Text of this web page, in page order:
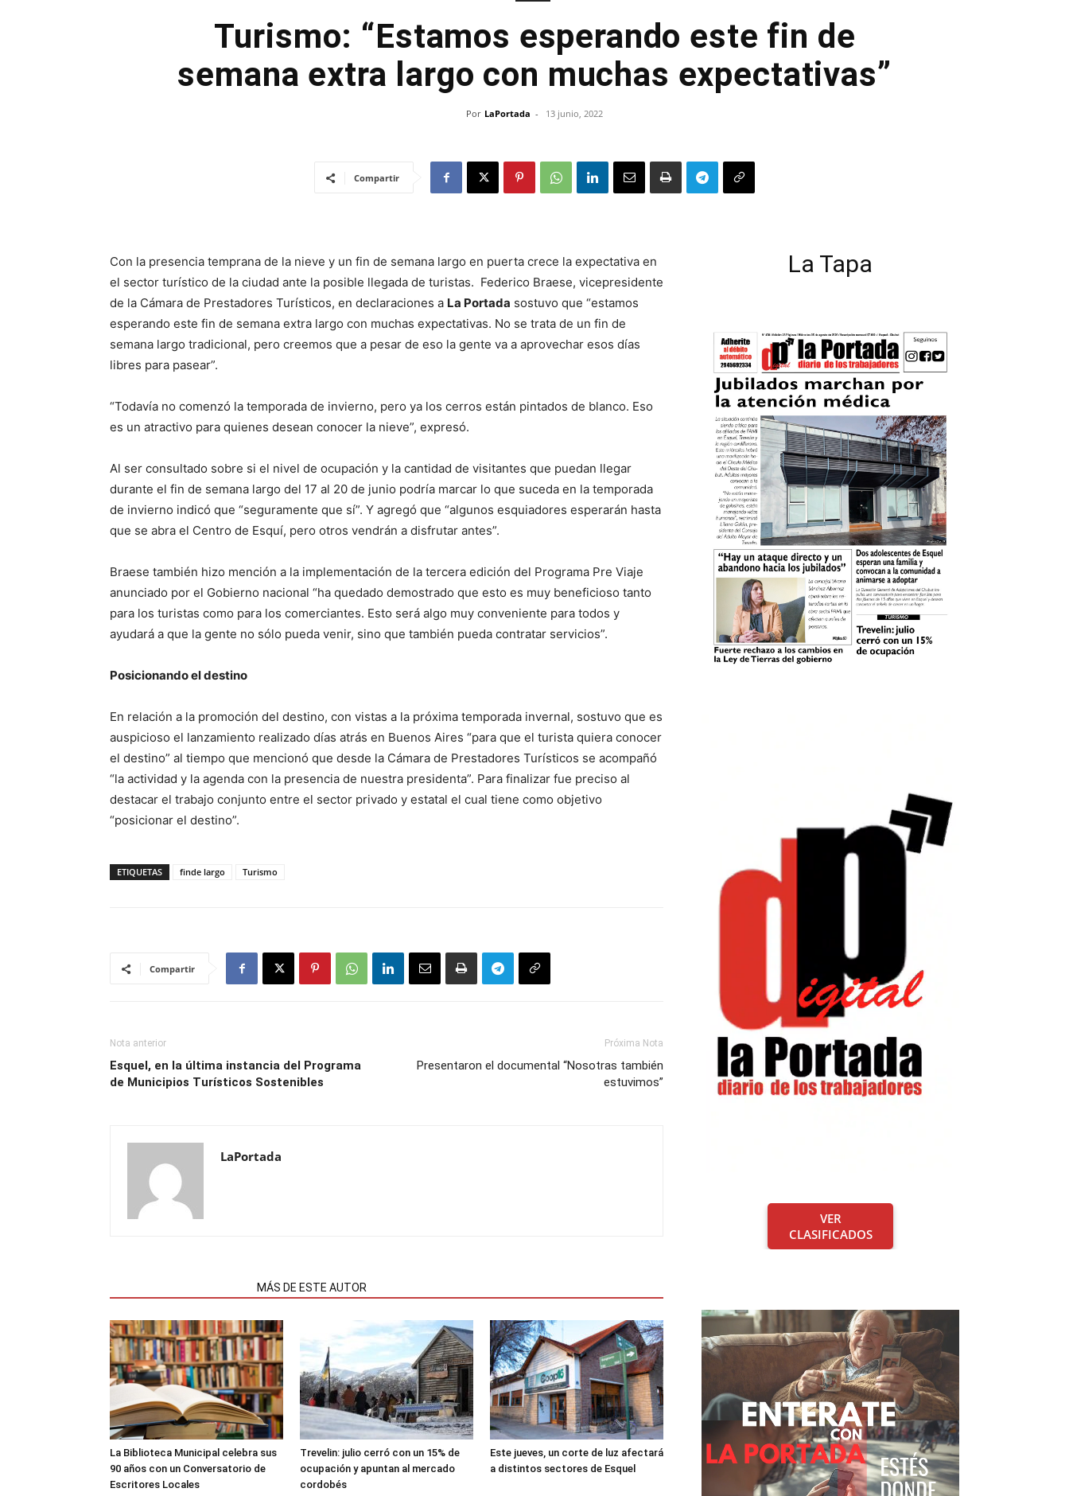
Turismo: “Estamos esperando este fin de
semana extra largo con muchas expectativas”
Por LaPortada - 13 junio, 2022
Compartir
Con la presencia temprana de la nieve y un fin de semana largo en puerta crece la expectativa en
el sector turístico de la ciudad ante la posible llegada de turistas. Federico Braese, vicepresidente
de la Cámara de Prestadores Turísticos, en declaraciones a La Portada sostuvo que “estamos
esperando este fin de semana extra largo con muchas expectativas. No se trata de un fin de
semana largo tradicional, pero creemos que a pesar de eso la gente va a aprovechar esos días
libres para pasear”.
“Todavía no comenzó la temporada de invierno, pero ya los cerros están pintados de blanco. Eso
es un atractivo para quienes desean conocer la nieve”, expresó.
Al ser consultado sobre si el nivel de ocupación y la cantidad de visitantes que puedan llegar
durante el fin de semana largo del 17 al 20 de junio podría marcar lo que suceda en la temporada
de invierno indicó que “seguramente que sí”. Y agregó que “algunos esquiadores esperarán hasta
que se abra el Centro de Esquí, pero otros vendrán a disfrutar antes”.
Braese también hizo mención a la implementación de la tercera edición del Programa Pre Viaje
anunciado por el Gobierno nacional “ha quedado demostrado que esto es muy beneficioso tanto
para los turistas como para los comerciantes. Esto será algo muy conveniente para todos y
ayudará a que la gente no sólo pueda venir, sino que también pueda contratar servicios”.
Posicionando el destino
En relación a la promoción del destino, con vistas a la próxima temporada invernal, sostuvo que es
auspicioso el lanzamiento realizado días atrás en Buenos Aires “para que el turista quiera conocer
el destino” al tiempo que mencionó que desde la Cámara de Prestadores Turísticos se acompañó
“la actividad y la agenda con la presencia de nuestra presidenta”. Para finalizar fue preciso al
destacar el trabajo conjunto entre el sector privado y estatal el cual tiene como objetivo
“posicionar el destino”.
ETIQUETAS finde largo Turismo
Compartir
Nota anterior
Esquel, en la última instancia del Programa
de Municipios Turísticos Sostenibles
Próxima Nota
Presentaron el documental “Nosotras también
estuvimos”
LaPortada
MÁS DE ESTE AUTOR
La Biblioteca Municipal celebra sus
90 años con un Conversatorio de
Escritores Locales
Trevelin: julio cerró con un 15% de
ocupación y apuntan al mercado
cordobés
Este jueves, un corte de luz afectará
a distintos sectores de Esquel
La Tapa
VER
CLASIFICADOS